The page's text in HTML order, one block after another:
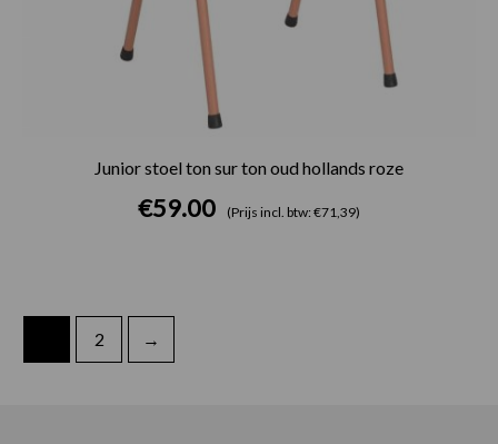
Junior stoel ton sur ton oud hollands roze
€59.00 (Prijs incl. btw: €71,39)
2 →